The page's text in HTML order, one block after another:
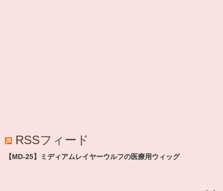
RSSフィード
【MD-25】ミディアムレイヤーウルフの医療用ウィッグ